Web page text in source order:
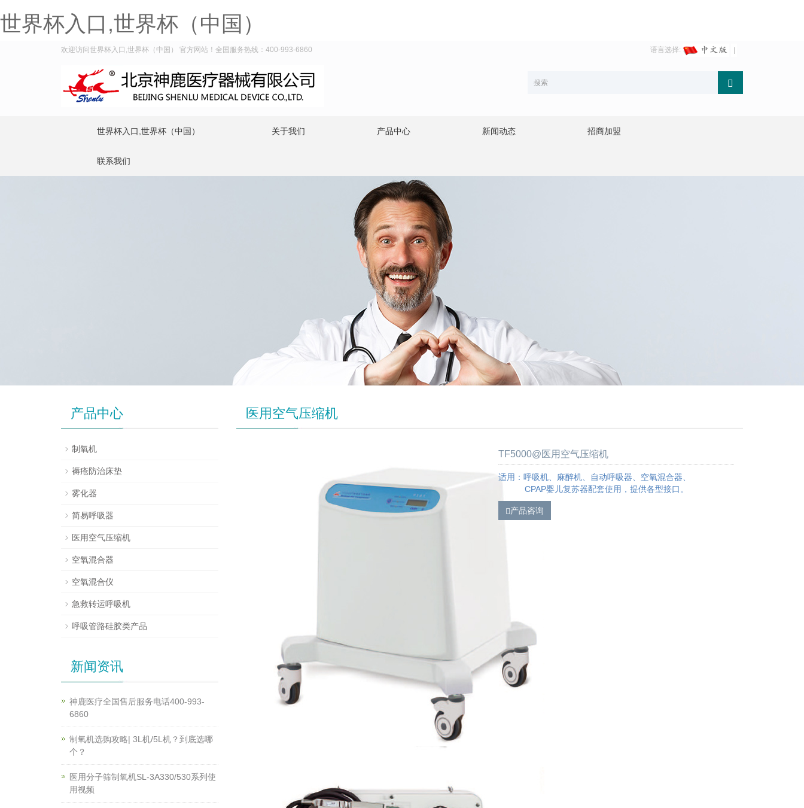
世界杯入口,世界杯（中国）
欢迎访问世界杯入口,世界杯（中国） 官方网站！全国服务热线：400-993-6860 语言选择:
世界杯入口,世界杯（中国） 关于我们 产品中心 新闻动态 招商加盟
联系我们
医用空气压缩机
TF5000@医用空气压缩机
适用：呼吸机、麻醉机、自动呼吸器、空氧混合器、
CPAP婴儿复苏器配套使用，提供各型接口。
产品咨询
产品中心
制氧机
褥疮防治床垫
雾化器
简易呼吸器
医用空气压缩机
空氧混合器
空氧混合仪
急救转运呼吸机
呼吸管路硅胶类产品
新闻资讯
神鹿医疗全国售后服务电话400-993-
6860
制氧机选购攻略| 3L机/5L机？到底选哪
个？
医用分子筛制氧机SL-3A330/530系列使
用视频